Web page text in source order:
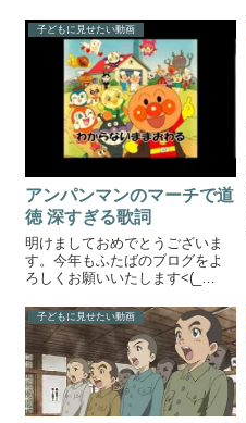
子どもに見せたい動画
アンパンマンのマーチで道
徳 深すぎる歌詞
明けましておめでとうございま
す。今年もふたばのブログをよ
ろしくお願いいたします<(_
記事は「アンパンマンマーチで
道徳」です。昨年は目標として
いた毎日更新ができませんでし
た。今年は、少しハードルを下
げて...
子どもに見せたい動画